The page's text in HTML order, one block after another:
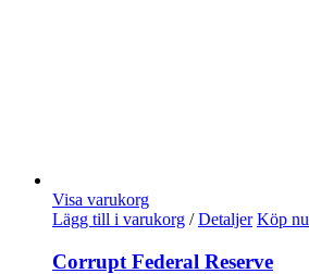
Visa varukorg
Lägg till i varukorg / Detaljer Köp nu
Corrupt Federal Reserve